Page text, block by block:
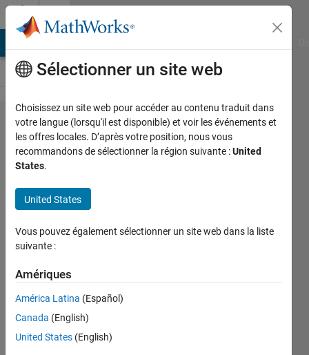
Passer au contenu
Problem
44302.
Check if
inputted
variable
is a
string or
number
Brian
93
Sélectionner un site web
Choisissez un site web pour accéder au contenu traduit dans
votre langue (lorsqu'il est disponible) et voir les événements et
les offres locales. D’après votre position, nous vous
recommandons de sélectionner la région suivante :United
States.
United States
Vous pouvez également sélectionner un site web dans la liste
suivante :
Amériques
América Latina (Español)
Canada (English)
United States (English)